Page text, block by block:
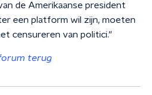
de Amerikaanse president
een platform wil zijn, moeten
censureren van politici."
terug